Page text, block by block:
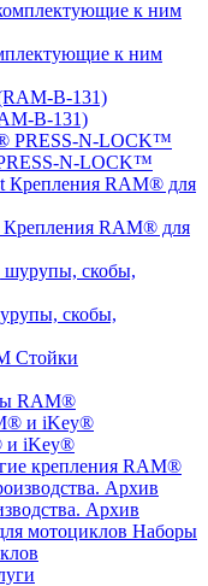
к ним
B-131)
N-LOCK™
Крепления RAM® для
Крепления RAM® для
скобы,
Стойки
RAM®
и iKey®
крепления RAM®
Архив
Наборы